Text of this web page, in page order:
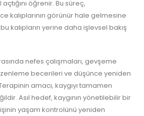
öğrenir. Bu süreç,
kalıplarının görünür hale gelmesine
kalıpların yerine daha işlevsel bakış
nefes çalışmaları, gevşeme
becerileri ve düşünce yeniden
amacı, kaygıyı tamamen
Asıl hedef, kaygının yönetilebilir bir
yaşam kontrolünü yeniden